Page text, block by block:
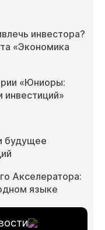
инвестора?
«Экономика
«Юниоры:
инвестиций»
будущее
Акселератора:
языке